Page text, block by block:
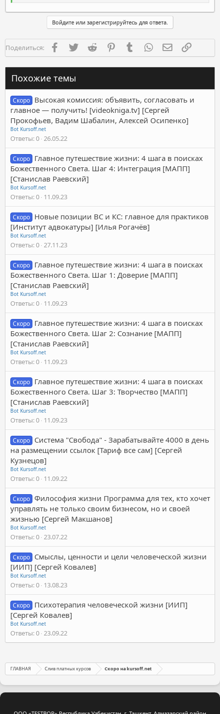
Войдите или зарегистрируйтесь для ответа.
Поделиться: FacebookTwitter Reddit PinterestTumblr WhatsAppЭлектронная
Похожие темы
Скоро Высокая комиссия: объявить, согласовать и
главное — получить! [videokniga.tv] [Сергей
Прокофьев, Вадим Шабалин, Алексей Осипенко]
Bot Kursoff.net
Ответы 0 26.05.22
Скоро Главное путешествие жизни: 4 шага в поисках
Божественного Света. Шаг 4: Интеграция [МАПП]
[Станислав Раевский]
Bot Kursoff.net
Ответы 0 11.09.23
Скоро Новые позиции ВС и КС: главное для практиков
[Институт адвокатуры] [Илья Рогачёв]
Bot Kursoff.net
Ответы 0 27.11.23
Скоро Главное путешествие жизни: 4 шага в поисках
Божественного Света. Шаг 1: Доверие [МАПП]
[Станислав Раевский]
Bot Kursoff.net
Ответы 0 11.09.23
Скоро Главное путешествие жизни: 4 шага в поисках
Божественного Света. Шаг 2: Сознание [МАПП]
[Станислав Раевский]
Bot Kursoff.net
Ответы 0 11.09.23
Скоро Главное путешествие жизни: 4 шага в поисках
Божественного Света. Шаг 3: Творчество [МАПП]
[Станислав Раевский]
Bot Kursoff.net
Ответы 0 11.09.23
Скоро Система "Свобода" - Зарабатывайте 4000 в день
на размещении ссылок [Тариф все сам] [Сергей
Кузнецов]
Bot Kursoff.net
Ответы 0 11.09.22
Скоро Философия жизни Программа для тех, кто хочет
управлять не только своим бизнесом, но и своей
жизнью [Сергей Макшанов]
Bot Kursoff.net
Ответы 0 23.07.22
Скоро Смыслы, ценности и цели человеческой жизни
[ИИП] [Сергей Ковалев]
Bot Kursoff.net
Ответы 0 13.08.23
Скоро Психотерапия человеческой жизни [ИИП]
[Сергей Ковалев]
Bot Kursoff.net
Ответы 0 23.09.22
ГЛАВНАЯ Слив платных курсов Скоро на kursoff.net